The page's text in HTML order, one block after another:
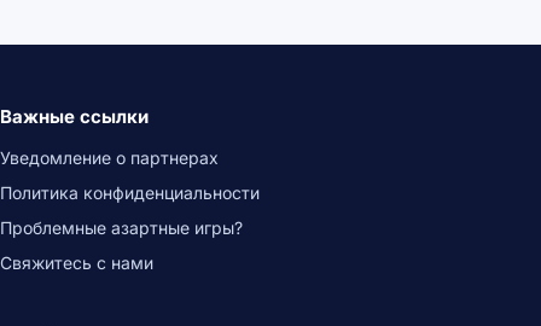
Важные ссылки
Уведомление о партнерах
Политика конфиденциальности
Проблемные азартные игры?
Свяжитесь с нами